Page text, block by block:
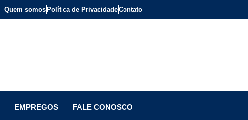
Quem somos Política de PrivacidadeContato
EMPREGOS FALE CONOSCO